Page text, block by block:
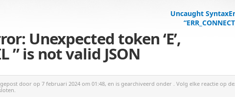
Uncaught
Unexpected token ‘E’,
” is not valid JSON
door op 7 februari 2024 om 01:48, en is gearchiveerd onder . Volg elke reactie op